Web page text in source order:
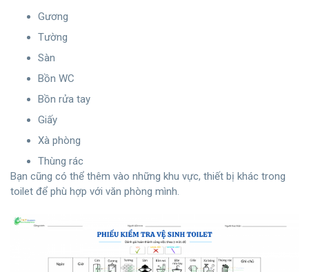
Gương
Tường
Sàn
Bồn WC
Bồn rửa tay
Giấy
Xà phòng
Thùng rác
Bạn cũng có thể thêm vào những khu vực, thiết bị khác trong
toilet để phù hợp với văn phòng mình.